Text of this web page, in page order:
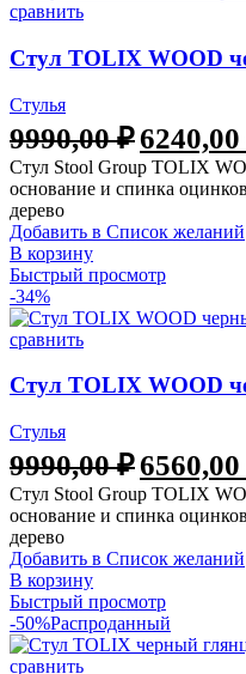
сравнить
Стул TOLIX WOOD
Стулья
9990,00₽6240,00
Стул Stool Group TOLIX
основание и спинка
дерево
Добавить в Список желаний
В корзину
Быстрый просмотр
-34%
сравнить
Стул TOLIX WOOD
Стулья
9990,00₽6560,00
Стул Stool Group TOLIX
основание и спинка
дерево
Добавить в Список желаний
В корзину
Быстрый просмотр
-50%Распроданный
сравнить